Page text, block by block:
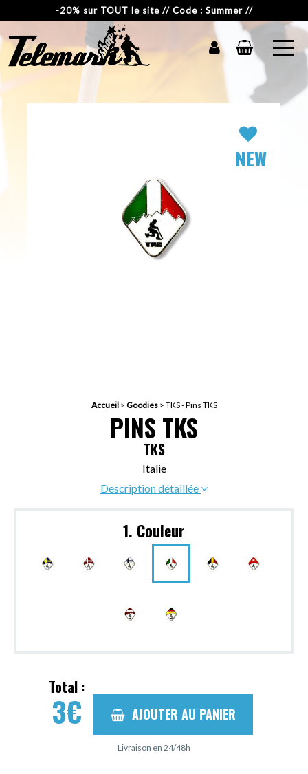
-20% sur TOUT le site // Code : Summer //
NEW
Accueil> Goodies> TKS - Pins TKS
PINS TKS
TKS
Italie
Description détaillée
1. Couleur
Total :
3€ AJOUTER AU PANIER
Livraison en 24/48h